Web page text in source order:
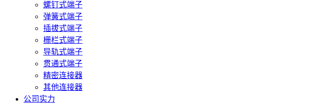
螺钉式端子
弹簧式端子
插拔式端子
栅栏式端子
导轨式端子
贯通式端子
精密连接器
其他连接器
公司实力